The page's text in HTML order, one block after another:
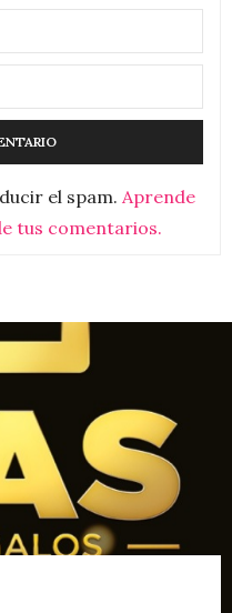
el spam. Aprende
tus comentarios.